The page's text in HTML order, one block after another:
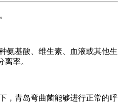
氨基酸、维生素、血液或其他生
率。
，青岛弯曲菌能够进行正常的呼